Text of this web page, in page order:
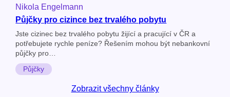
Nikola Engelmann
Půjčky pro cizince bez trvalého pobytu
Jste cizinec bez trvalého pobytu žijící a pracující v ČR a
potřebujete rychle peníze? Řešením mohou být nebankovní
půjčky pro…
Půjčky
Zobrazit všechny články